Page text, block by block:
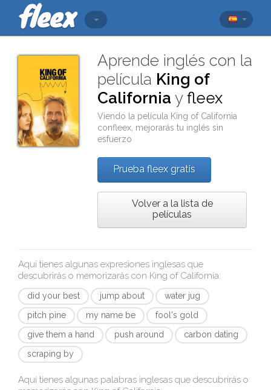
Aprende inglés con la
película King of
California yfleex
Viendo la película King of California
confleex , mejorarás tu inglés sin
esfuerzo
Prueba fleex gratis
Volver a la lista de
películas
Aquí tienes algunas expresiones inglesas que
descubrirás o memorizarás con King of California:
did your best jump about
water jug
pitch pine
my name be
fool's gold
give them a hand
push around
carbon dating
scraping by
Aquí tienes algunas palabras inglesas que descubrirás o